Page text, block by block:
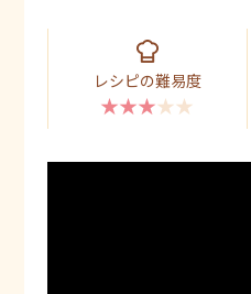
レシピの難易度
★★★★★